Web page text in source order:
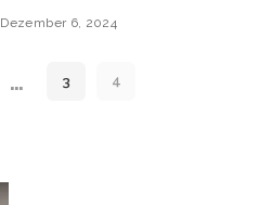
Dezember 6, 2024
… 3 4